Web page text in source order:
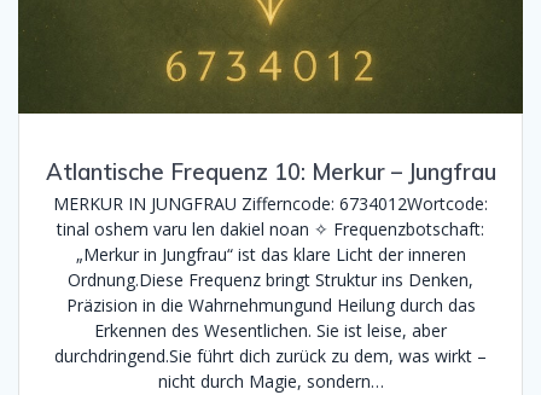
Atlantische Frequenz 10: Merkur – Jungfrau
MERKUR IN JUNGFRAU Zifferncode: 6734012Wortcode:
tinal oshem varu len dakiel noan ✧ Frequenzbotschaft:
„Merkur in Jungfrau“ ist das klare Licht der inneren
Ordnung.Diese Frequenz bringt Struktur ins Denken,
Präzision in die Wahrnehmungund Heilung durch das
Erkennen des Wesentlichen. Sie ist leise, aber
durchdringend.Sie führt dich zurück zu dem, was wirkt –
nicht durch Magie, sondern…